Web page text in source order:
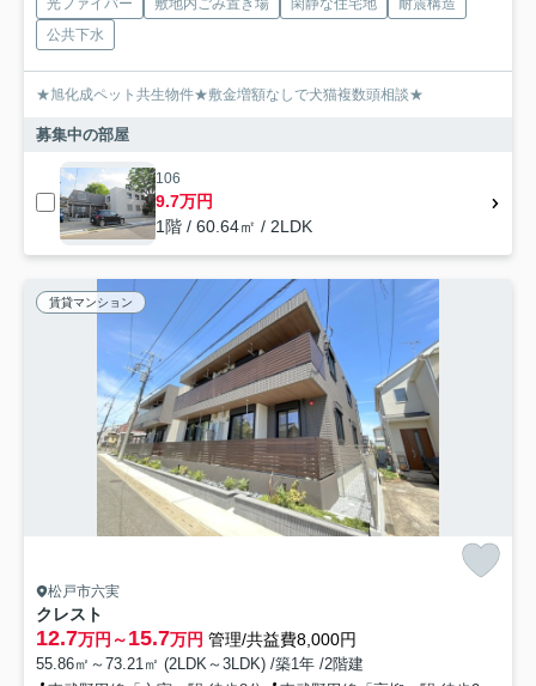
光ファイバー 敷地内ごみ置き場 閑静な住宅地
耐震構造
公共下水
★旭化成ペット共生物件★敷金増額なしで犬猫複数頭相談★
募集中の部屋
106
9.7万円
1階 / 60.64㎡ / 2LDK
賃貸マンション
松戸市六実
クレスト
12.7万円～15.7万円 管理/共益費8,000円
55.86㎡～73.21㎡ (2LDK～3LDK) /築1年 /2階建